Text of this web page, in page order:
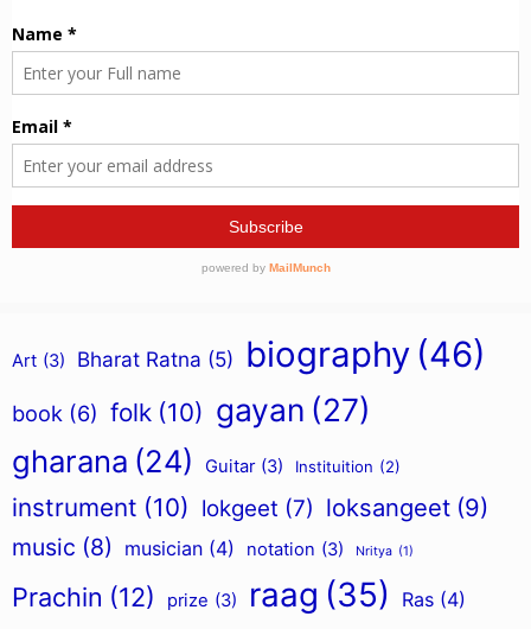
Art (3) Bharat Ratna (5) biography (46)
book (6) folk (10) gayan (27)
gharana (24) Guitar (3) Instituition (2)
instrument (10) lokgeet (7) loksangeet (9)
music (8) musician (4) notation (3) Nritya (1)
Prachin (12) prize (3) raag (35) Ras (4)